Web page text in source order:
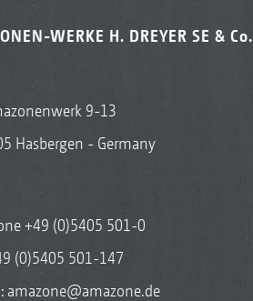
WERKE H. DREYER SE & Co.
9-13
Hasbergen - Germany
+49 (0)5405 501-0
(0)5405 501-147
amazone@amazone.de